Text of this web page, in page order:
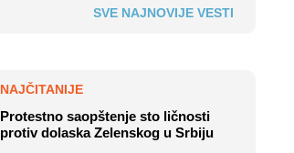
SVE NAJNOVIJE VESTI
NAJČITANIJE
Protestno saopštenje sto ličnosti
protiv dolaska Zelenskog u Srbiju